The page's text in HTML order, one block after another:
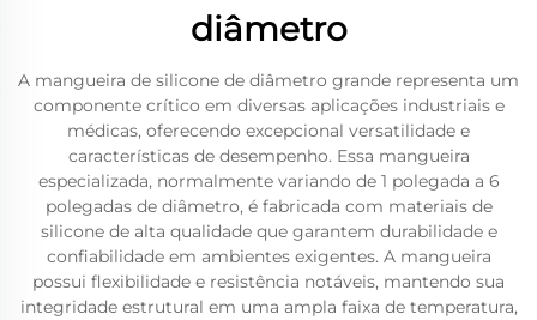
diâmetro
A mangueira de silicone de diâmetro grande representa um
componente crítico em diversas aplicações industriais e
médicas, oferecendo excepcional versatilidade e
características de desempenho. Essa mangueira
especializada, normalmente variando de 1 polegada a 6
polegadas de diâmetro, é fabricada com materiais de
silicone de alta qualidade que garantem durabilidade e
confiabilidade em ambientes exigentes. A mangueira
possui flexibilidade e resistência notáveis, mantendo sua
integridade estrutural em uma ampla faixa de temperatura,